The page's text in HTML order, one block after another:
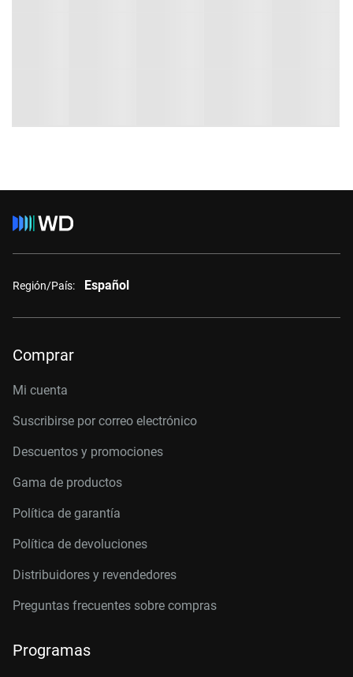
Región/País: Español
Comprar
Mi cuenta
Suscribirse por correo electrónico
Descuentos y promociones
Gama de productos
Política de garantía
Política de devoluciones
Distribuidores y revendedores
Preguntas frecuentes sobre compras
Programas